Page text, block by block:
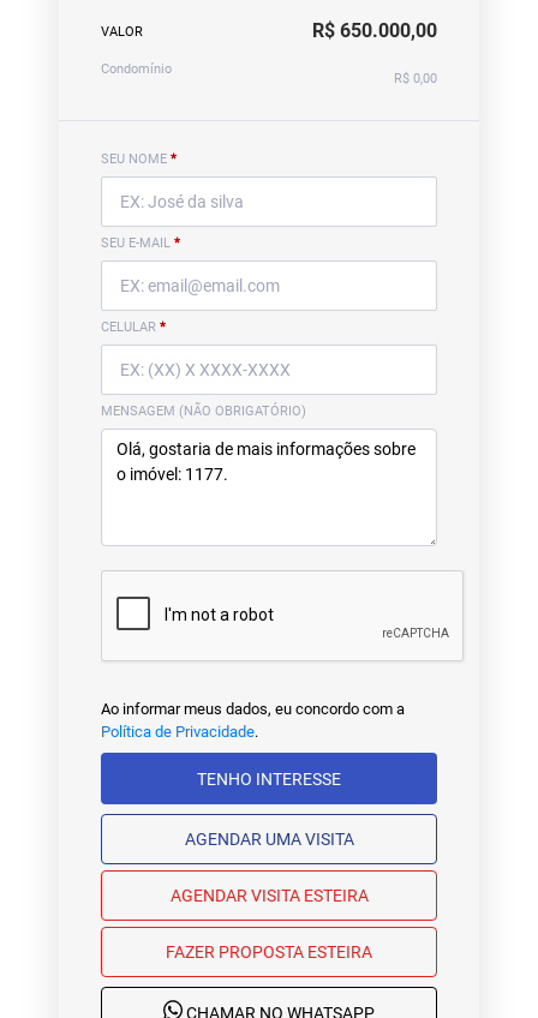
VALOR R$ 650.000,00
Condomínio
R$ 0,00
SEU NOME *
SEU E-MAIL *
CELULAR *
MENSAGEM (NÃO OBRIGATÓRIO)
Ao informar meus dados, eu concordo com a
Política de Privacidade.
TENHO INTERESSE
AGENDAR UMA VISITA
AGENDAR VISITA ESTEIRA
FAZER PROPOSTA ESTEIRA
CHAMAR NO WHATSAPP